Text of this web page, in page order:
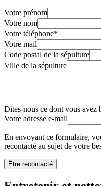
Votre prénom
Votre nom
Votre téléphone*
Votre mail
Code postal de la sépulture
Ville de la sépulture
Dites-nous ce dont vous avez
Votre adresse e-mail
En envoyant ce formulaire,
recontacté au sujet de votre
Être recontacté